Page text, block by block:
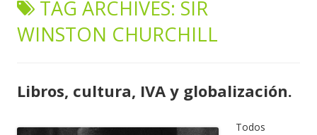
TAG ARCHIVES: SIR
WINSTON CHURCHILL
Libros, cultura, IVA y globalización.
Todos